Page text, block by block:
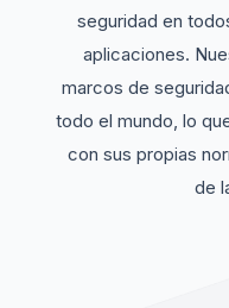
seguridad en
aplicaciones.
marcos de
todo el mundo, lo
con sus propias
de